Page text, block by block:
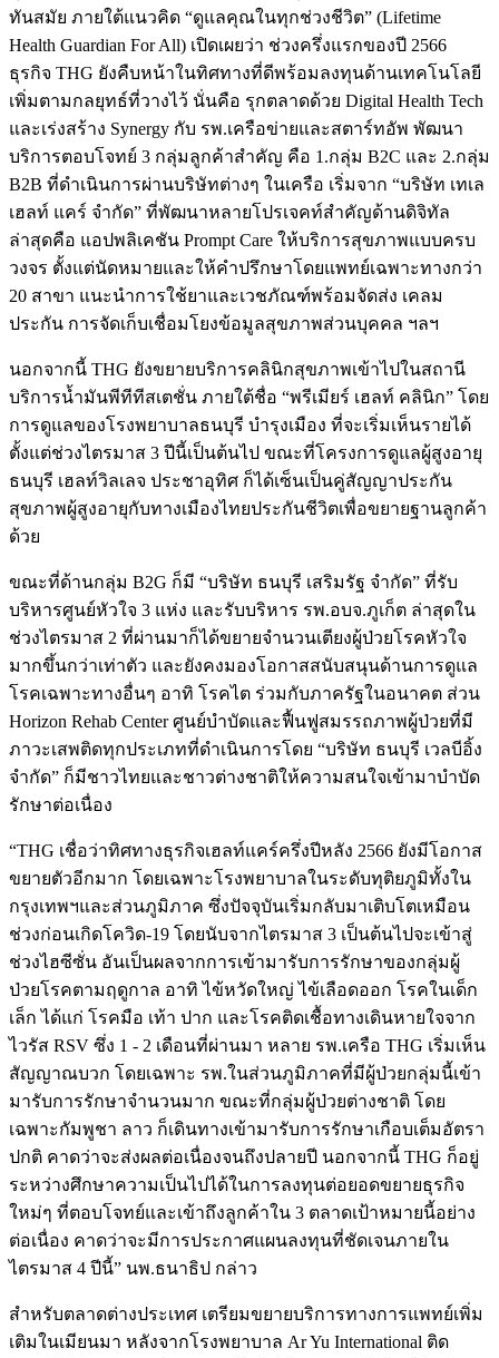
ทันสมัย ภายใต้แนวคิด “ดูแลคุณในทุกช่วงชีวิต” (Lifetime
Health Guardian For All) เปิดเผยว่า ช่วงครึ่งแรกของปี 2566
ธุรกิจ THG ยังคืบหน้าในทิศทางที่ดีพร้อมลงทุนด้านเทคโนโลยี
เพิ่มตามกลยุทธ์ที่วางไว้ นั่นคือ รุกตลาดด้วย Digital Health Tech
และเร่งสร้าง Synergy กับ รพ.เครือข่ายและสตาร์ทอัพ พัฒนา
บริการตอบโจทย์ 3 กลุ่มลูกค้าสำคัญ คือ 1.กลุ่ม B2C และ 2.กลุ่ม
B2B ที่ดำเนินการผ่านบริษัทต่างๆ ในเครือ เริ่มจาก “บริษัท เทเล
เฮลท์ แคร์ จำกัด” ที่พัฒนาหลายโปรเจคท์สำคัญด้านดิจิทัล
ล่าสุดคือ แอปพลิเคชัน Prompt Care ให้บริการสุขภาพแบบครบ
วงจร ตั้งแต่นัดหมายและให้คำปรึกษาโดยแพทย์เฉพาะทางกว่า
20 สาขา แนะนำการใช้ยาและเวชภัณฑ์พร้อมจัดส่ง เคลม
ประกัน การจัดเก็บเชื่อมโยงข้อมูลสุขภาพส่วนบุคคล ฯลฯ
นอกจากนี้ THG ยังขยายบริการคลินิกสุขภาพเข้าไปในสถานี
บริการน้ำมันพีทีทีสเตชั่น ภายใต้ชื่อ “พรีเมียร์ เฮลท์ คลินิก” โดย
การดูแลของโรงพยาบาลธนบุรี บำรุงเมือง ที่จะเริ่มเห็นรายได้
ตั้งแต่ช่วงไตรมาส 3 ปีนี้เป็นต้นไป ขณะที่โครงการดูแลผู้สูงอายุ
ธนบุรี เฮลท์วิลเลจ ประชาอุทิศ ก็ได้เซ็นเป็นคู่สัญญาประกัน
สุขภาพผู้สูงอายุกับทางเมืองไทยประกันชีวิตเพื่อขยายฐานลูกค้า
ด้วย
ขณะที่ด้านกลุ่ม B2G ก็มี “บริษัท ธนบุรี เสริมรัฐ จำกัด” ที่รับ
บริหารศูนย์หัวใจ 3 แห่ง และรับบริหาร รพ.อบจ.ภูเก็ต ล่าสุดใน
ช่วงไตรมาส 2 ที่ผ่านมาก็ได้ขยายจำนวนเตียงผู้ป่วยโรคหัวใจ
มากขึ้นกว่าเท่าตัว และยังคงมองโอกาสสนับสนุนด้านการดูแล
โรคเฉพาะทางอื่นๆ อาทิ โรคไต ร่วมกับภาครัฐในอนาคต ส่วน
Horizon Rehab Center ศูนย์บำบัดและฟื้นฟูสมรรถภาพผู้ป่วยที่มี
ภาวะเสพติดทุกประเภทที่ดำเนินการโดย “บริษัท ธนบุรี เวลบีอิ้ง
จำกัด” ก็มีชาวไทยและชาวต่างชาติให้ความสนใจเข้ามาบำบัด
รักษาต่อเนื่อง
“THG เชื่อว่าทิศทางธุรกิจเฮลท์แคร์ครึ่งปีหลัง 2566 ยังมีโอกาส
ขยายตัวอีกมาก โดยเฉพาะโรงพยาบาลในระดับทุติยภูมิทั้งใน
กรุงเทพฯและส่วนภูมิภาค ซึ่งปัจจุบันเริ่มกลับมาเติบโตเหมือน
ช่วงก่อนเกิดโควิด-19 โดยนับจากไตรมาส 3 เป็นต้นไปจะเข้าสู่
ช่วงไฮซีซั่น อันเป็นผลจากการเข้ามารับการรักษาของกลุ่มผู้
ป่วยโรคตามฤดูกาล อาทิ ไข้หวัดใหญ่ ไข้เลือดออก โรคในเด็ก
เล็ก ได้แก่ โรคมือ เท้า ปาก และโรคติดเชื้อทางเดินหายใจจาก
ไวรัส RSV ซึ่ง 1 - 2 เดือนที่ผ่านมา หลาย รพ.เครือ THG เริ่มเห็น
สัญญาณบวก โดยเฉพาะ รพ.ในส่วนภูมิภาคที่มีผู้ป่วยกลุ่มนี้เข้า
มารับการรักษาจำนวนมาก ขณะที่กลุ่มผู้ป่วยต่างชาติ โดย
เฉพาะกัมพูชา ลาว ก็เดินทางเข้ามารับการรักษาเกือบเต็มอัตรา
ปกติ คาดว่าจะส่งผลต่อเนื่องจนถึงปลายปี นอกจากนี้ THG ก็อยู่
ระหว่างศึกษาความเป็นไปได้ในการลงทุนต่อยอดขยายธุรกิจ
ใหม่ๆ ที่ตอบโจทย์และเข้าถึงลูกค้าใน 3 ตลาดเป้าหมายนี้อย่าง
ต่อเนื่อง คาดว่าจะมีการประกาศแผนลงทุนที่ชัดเจนภายใน
ไตรมาส 4 ปีนี้” นพ.ธนาธิป กล่าว
สำหรับตลาดต่างประเทศ เตรียมขยายบริการทางการแพทย์เพิ่ม
เติมในเมียนมา หลังจากโรงพยาบาล Ar Yu International ติด